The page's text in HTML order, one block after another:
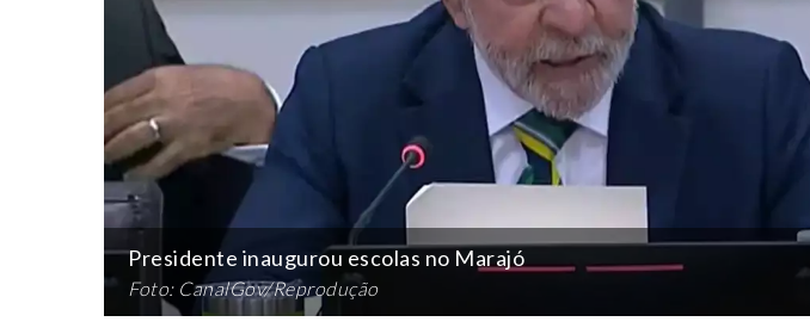
Presidente inaugurou escolas no Marajó
Foto: CanalGov/Reprodução